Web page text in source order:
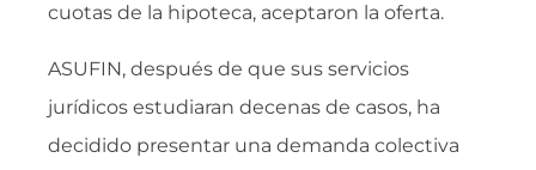
cuotas de la hipoteca, aceptaron la oferta.
ASUFIN, después de que sus servicios
jurídicos estudiaran decenas de casos, ha
decidido presentar una demanda colectiva